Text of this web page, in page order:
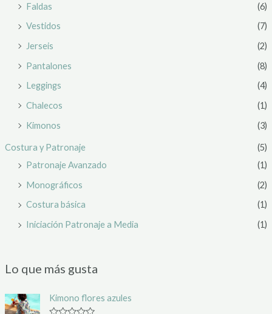
Faldas
(6)
Vestidos
(7)
Jerseis
(2)
Pantalones
(8)
Leggings
(4)
Chalecos
(1)
Kimonos
(3)
Costura y Patronaje
(5)
Patronaje Avanzado
(1)
Monográficos
(2)
Costura básica
(1)
Iniciación Patronaje a Media
(1)
Lo que más gusta
Kimono flores azules